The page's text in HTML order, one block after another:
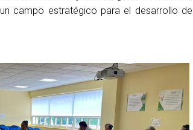
campo estratégico para el desarrollo de